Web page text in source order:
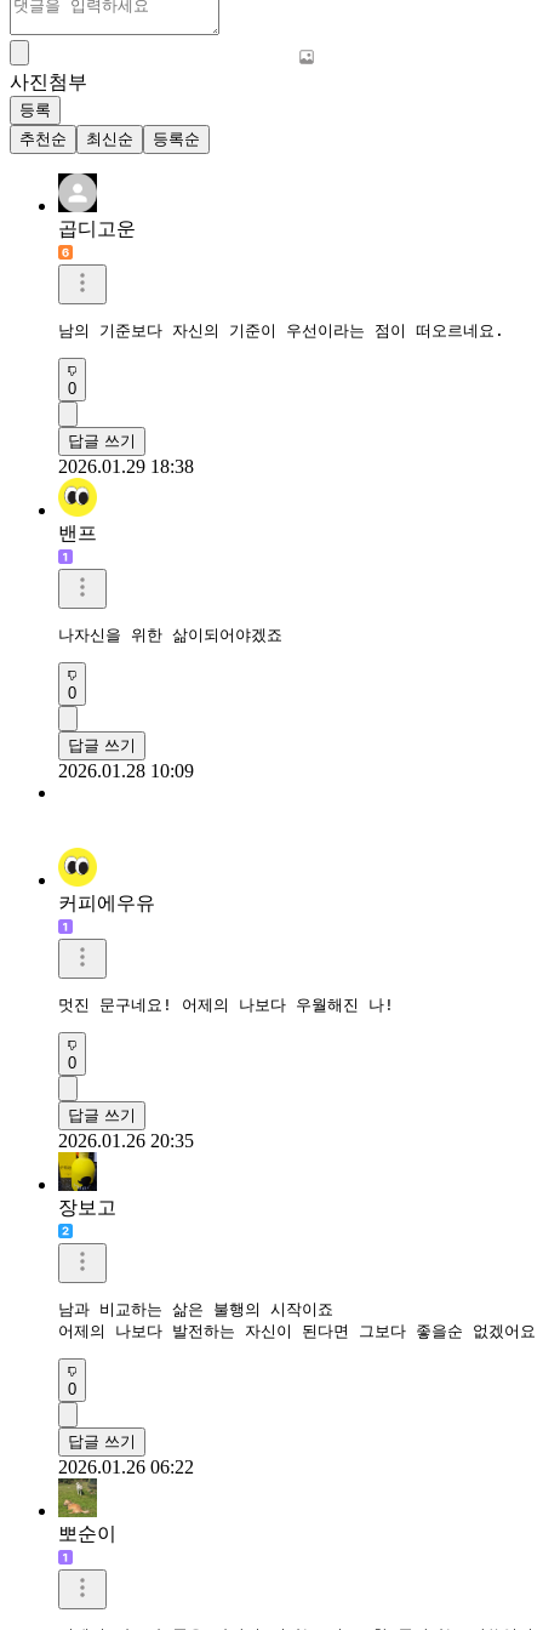
사진첨부
등록
추천순
최신순 등록순
곱디고운
남의 기준보다 자신의 기준이 우선이라는 점이 떠오르네요.
0
답글 쓰기
2026.01.29 18:38
밴프
나자신을 위한 삶이되어야겠죠
0
답글 쓰기
2026.01.28 10:09
커피에우유
멋진 문구네요! 어제의 나보다 우월해진 나!
0
답글 쓰기
2026.01.26 20:35
장보고
남과 비교하는 삶은 불행의 시작이죠
어제의 나보다 발전하는 자신이 된다면 그보다 좋을순 없겠어요
0
답글 쓰기
2026.01.26 06:22
뽀순이